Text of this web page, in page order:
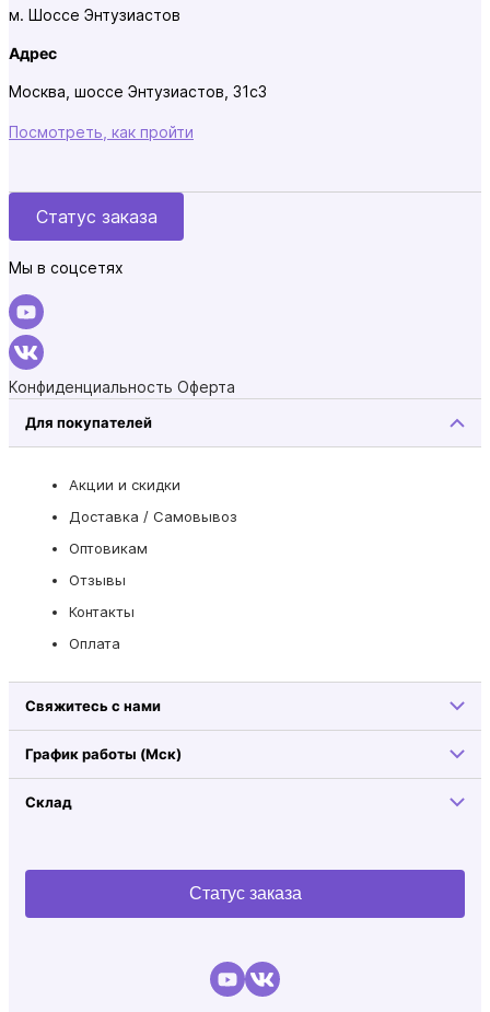
м. Шоссе Энтузиастов
Адрес
Москва, шоссе Энтузиастов, 31с3
Посмотреть, как пройти
Статус заказа
Мы в соцсетях
Конфиденциальность Оферта
Для покупателей
Акции и скидки
Доставка / Самовывоз
Оптовикам
Отзывы
Контакты
Оплата
Свяжитесь с нами
График работы (Мск)
Склад
Статус заказа